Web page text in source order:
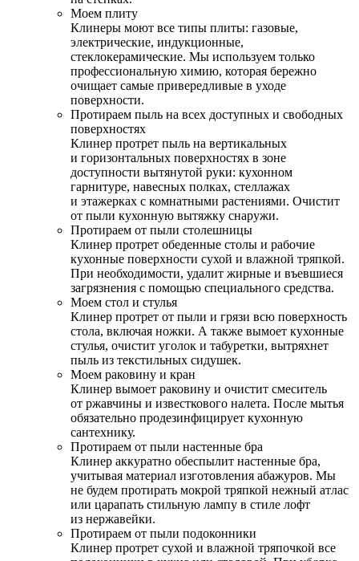
Моем плиту
Клинеры моют все типы плиты: газовые,
электрические, индукционные,
стеклокерамические. Мы используем только
профессиональную химию, которая бережно
очищает самые привередливые в уходе
поверхности.
Протираем пыль на всех доступных и свободных
поверхностях
Клинер протрет пыль на вертикальных
и горизонтальных поверхностях в зоне
доступности вытянутой руки: кухонном
гарнитуре, навесных полках, стеллажах
и этажерках с комнатными растениями. Очистит
от пыли кухонную вытяжку снаружи.
Протираем от пыли столешницы
Клинер протрет обеденные столы и рабочие
кухонные поверхности сухой и влажной тряпкой.
При необходимости, удалит жирные и въевшиеся
загрязнения с помощью специального средства.
Моем стол и стулья
Клинер протрет от пыли и грязи всю поверхность
стола, включая ножки. А также вымоет кухонные
стулья, очистит уголок и табуретки, вытряхнет
пыль из текстильных сидушек.
Моем раковину и кран
Клинер вымоет раковину и очистит смеситель
от ржавчины и известкового налета. После мытья
обязательно продезинфицирует кухонную
сантехнику.
Протираем от пыли настенные бра
Клинер аккуратно обеспылит настенные бра,
учитывая материал изготовления абажуров. Мы
не будем протирать мокрой тряпкой нежный атлас
или царапать стильную лампу в стиле лофт
из нержавейки.
Протираем от пыли подоконники
Клинер протрет сухой и влажной тряпочкой все